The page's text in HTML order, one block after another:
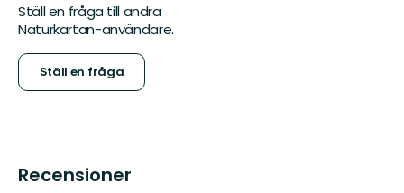
Ställ en fråga till andra
Naturkartan-användare.
Ställ en fråga
Recensioner